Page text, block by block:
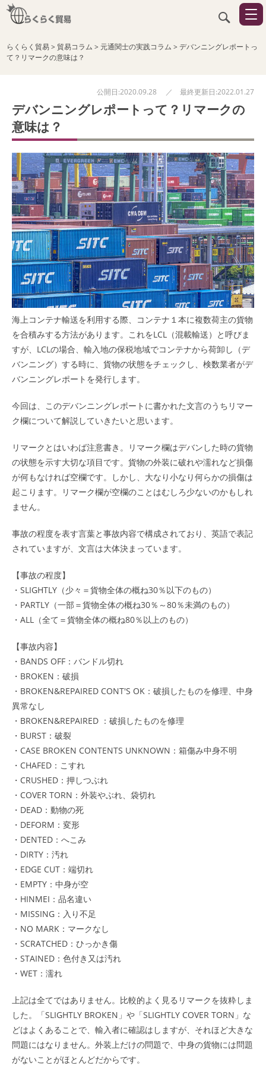
らくらく貿易> 貿易コラム > 元通関士の実践コラム >デバンニングレポートっ
て？リマークの意味は？
公開日:2020.09.28 ／ 最終更新日:2022.01.27
デバンニングレポートって？リマークの
意味は？
海上コンテナ輸送を利用する際、コンテナ１本に複数荷主の貨物
を合積みする方法があります。これをLCL（混載輸送）と呼びま
すが、LCLの場合、輸入地の保税地域でコンテナから荷卸し（デ
バンニング）する時に、貨物の状態をチェックし、検数業者がデ
バンニングレポートを発行します。
今回は、このデバンニングレポートに書かれた文言のうちリマー
ク欄について解説していきたいと思います。
リマークとはいわば注意書き。リマーク欄はデバンした時の貨物
の状態を示す大切な項目です。貨物の外装に破れや濡れなど損傷
が何もなければ空欄です。しかし、大なり小なり何らかの損傷は
起こります。リマーク欄が空欄のことはむしろ少ないのかもしれ
ません。
事故の程度を表す言葉と事故内容で構成されており、英語で表記
されていますが、文言は大体決まっています。
【事故の程度】
・SLIGHTLY（少々＝貨物全体の概ね30％以下のもの）
・PARTLY（一部＝貨物全体の概ね30％～80％未満のもの）
・ALL（全て＝貨物全体の概ね80％以上のもの）
【事故内容】
・BANDS OFF：バンドル切れ
・BROKEN：破損
・BROKEN&REPAIRED CONT'S OK：破損したものを修理、中身
異常なし
・BROKEN&REPAIRED ：破損したものを修理
・BURST：破裂
・CASE BROKEN CONTENTS UNKNOWN：箱傷み中身不明
・CHAFED：こすれ
・CRUSHED：押しつぶれ
・COVER TORN：外装やぶれ、袋切れ
・DEAD：動物の死
・DEFORM：変形
・DENTED：へこみ
・DIRTY：汚れ
・EDGE CUT：端切れ
・EMPTY：中身が空
・HINMEI：品名違い
・MISSING：入り不足
・NO MARK：マークなし
・SCRATCHED：ひっかき傷
・STAINED：色付き又は汚れ
・WET：濡れ
上記は全てではありません。比較的よく見るリマークを抜粋しま
した。「SLIGHTLY BROKEN」や「SLIGHTLY COVER TORN」な
どはよくあることで、輸入者に確認はしますが、それほど大きな
問題にはなりません。外装上だけの問題で、中身の貨物には問題
がないことがほとんどだからです。